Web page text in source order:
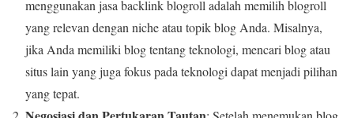
menggunakan jasa backlink blogroll adalah memilih blogroll
yang relevan dengan niche atau topik blog Anda. Misalnya,
jika Anda memiliki blog tentang teknologi, mencari blog atau
situs lain yang juga fokus pada teknologi dapat menjadi pilihan
yang tepat.